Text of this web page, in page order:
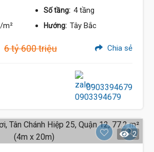
Số tầng: 4 tầng
m² Hướng: Tây Bắc
6 tỷ 600 triệu Chia sẻ
0903394679
2